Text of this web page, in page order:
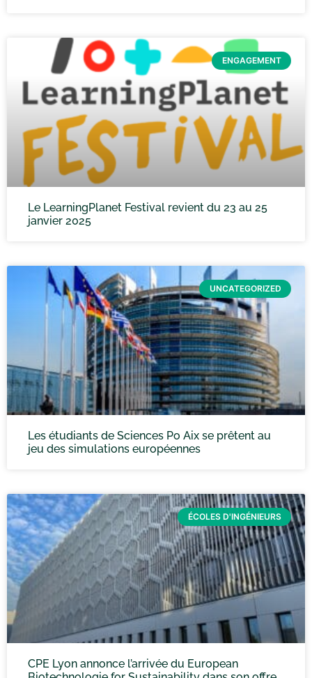
ENGAGEMENT
Le LearningPlanet Festival revient du 23 au 25
janvier 2025
UNCATEGORIZED
Les étudiants de Sciences Po Aix se prêtent au
jeu des simulations européennes
ÉCOLES D'INGÉNIEURS
CPE Lyon annonce l’arrivée du European